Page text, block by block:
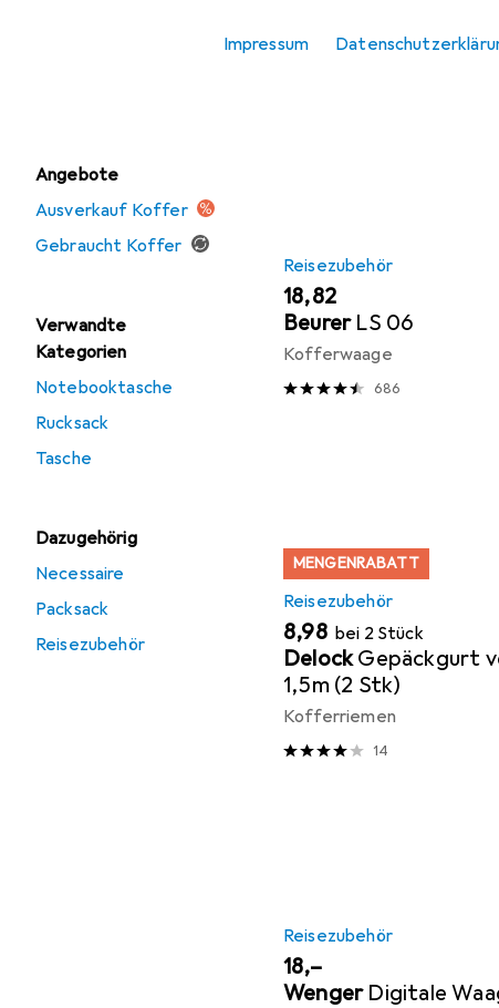
Impressum
Angebote
Ausverkauf Koffer
Gebraucht Koffer
Verwandte
Kategorien
Notebooktasche
Rucksack
Tasche
Dazugehörig
Necessaire
Packsack
Reisezubehör
Hier findest du passendes
Reisezubehör
EUR
18,82
Beurer LS 06
Kofferwaage
686
MENGENRABATT
Reisezubehör
EUR
8,98 bei 2 Stück
DelockGepäckgurt
1,5m (2 Stk)
Kofferriemen
14
Reisezubehör
EUR
18,–
Wenger Digitale